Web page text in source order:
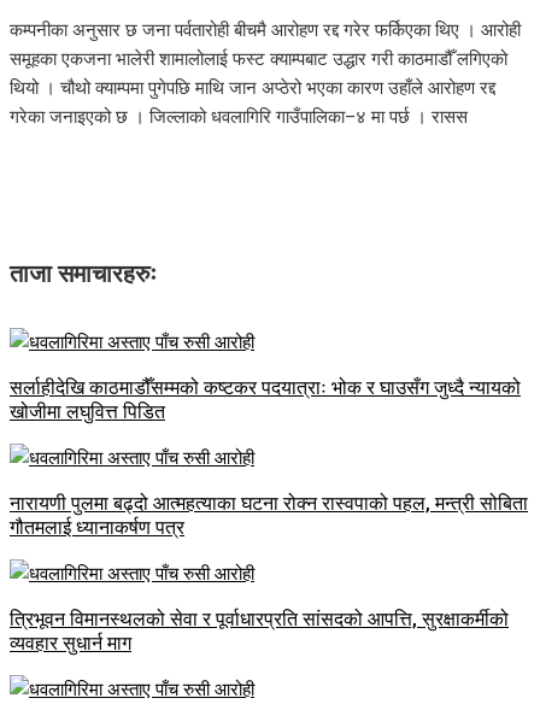
कम्पनीका अनुसार छ जना पर्वतारोही बीचमै आरोहण रद्द गरेर फर्किएका थिए । आरोही
समूहका एकजना भालेरी शामालोलाई फस्ट क्याम्पबाट उद्धार गरी काठमाडौँ लगिएको
थियो । चौथो क्याम्पमा पुगेपछि माथि जान अप्ठेरो भएका कारण उहाँले आरोहण रद्द
गरेका जनाइएको छ । जिल्लाको धवलागिरि गाउँपालिका–४ मा पर्छ । रासस
ताजा समाचारहरुः
सर्लाहीदेखि काठमाडौँसम्मको कष्टकर पदयात्राः भोक र घाउसँग जुध्दै न्यायको
खोजीमा लघुवित्त पिडित
नारायणी पुलमा बढ्दो आत्महत्याका घटना रोक्न रास्वपाको पहल, मन्त्री सोबिता
गौतमलाई ध्यानाकर्षण पत्र
त्रिभूवन विमानस्थलको सेवा र पूर्वाधारप्रति सांसदको आपत्ति, सुरक्षाकर्मीको
व्यवहार सुधार्न माग